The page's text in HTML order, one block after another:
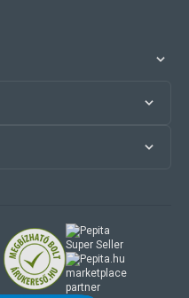
marketplace
partner